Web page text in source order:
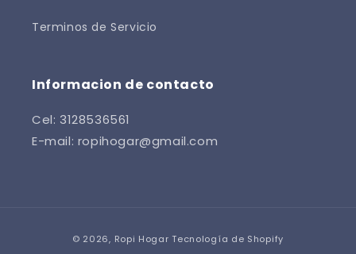
Terminos de Servicio
Informacion de contacto
Cel: 3128536561
E-mail: ropihogar@gmail.com
© 2026, Ropi Hogar Tecnología de Shopify